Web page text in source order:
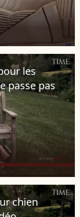
les
passe pas
chien